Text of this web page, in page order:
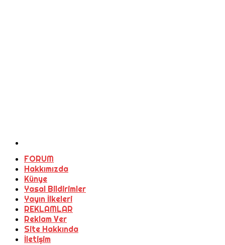
FORUM
Hakkımızda
Künye
Yasal Bildirimler
Yayın İlkeleri
REKLAMLAR
Reklam Ver
Site Hakkında
İletişim